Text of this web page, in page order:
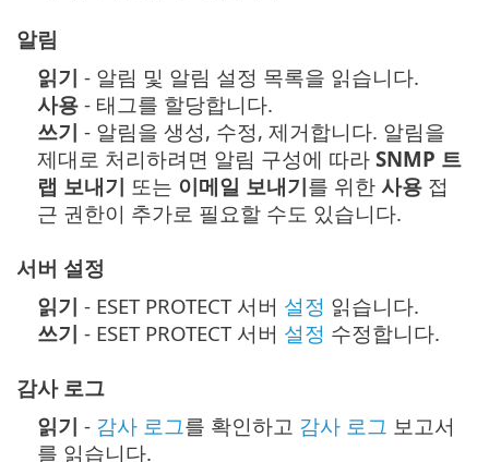
알림
읽기 - 알림 및 알림 설정 목록을 읽습니다.
사용 - 태그를 할당합니다.
쓰기 - 알림을 생성, 수정, 제거합니다. 알림을
제대로 처리하려면 알림 구성에 따라 SNMP 트
랩 보내기 또는 이메일 보내기를 위한 사용 접
근 권한이 추가로 필요할 수도 있습니다.
서버 설정
읽기 - ESET PROTECT 서버 설정 읽습니다.
쓰기 - ESET PROTECT 서버 설정 수정합니다.
감사 로그
읽기 - 감사 로그를 확인하고 감사 로그 보고서
를 읽습니다.